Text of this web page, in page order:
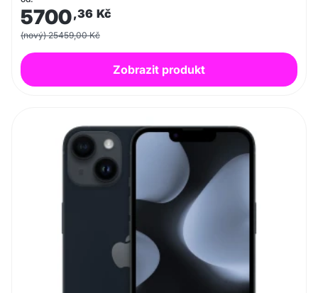
5700,36 Kč
(nový) 25459,00 Kč
Zobrazit produkt